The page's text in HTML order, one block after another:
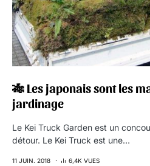
🎋 Les japonais sont les
jardinage
Le Kei Truck Garden est un
détour. Le Kei Truck est une…
11 JUIN. 2018 6,4K VUES